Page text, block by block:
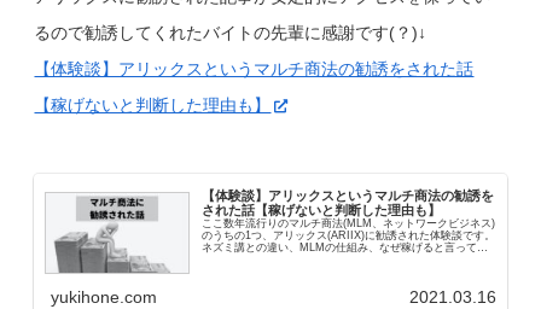
るので勧誘してくれたバイトの先輩に感謝です(？)↓
【体験談】アリックスというマルチ商法の勧誘をされた話
【稼げないと判断した理由も】
【体験談】アリックスというマルチ商法の勧誘を
された話【稼げないと判断した理由も】
ここ数年流行りのマルチ商法(MLM、ネットワークビジネス)
のうちの1つ、アリックス(ARIIX)に勧誘された体験談です。
ネズミ講との違い、MLMの仕組み、なぜ稼げると言って勧
yukihone.com 2021.03.16